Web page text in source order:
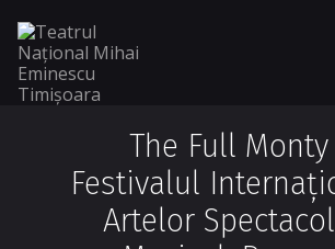
The Full
Festivalul
Artelor